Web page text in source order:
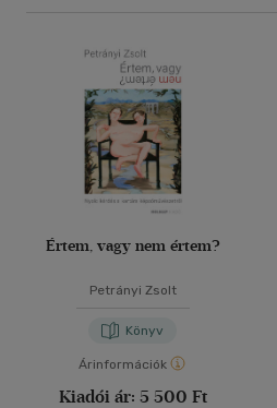
Értem, vagy nem értem?
Petrányi Zsolt
Könyv
Árinformációk
Kiadói ár: 5 500 Ft